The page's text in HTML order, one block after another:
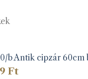
b Antik cipzár 60cm
Ft